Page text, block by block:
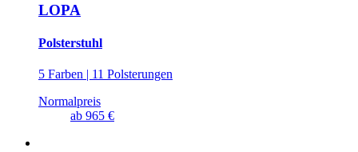
LOPA
Polsterstuhl
5 Farben | 11 Polsterungen
Normalpreis
ab 965 €